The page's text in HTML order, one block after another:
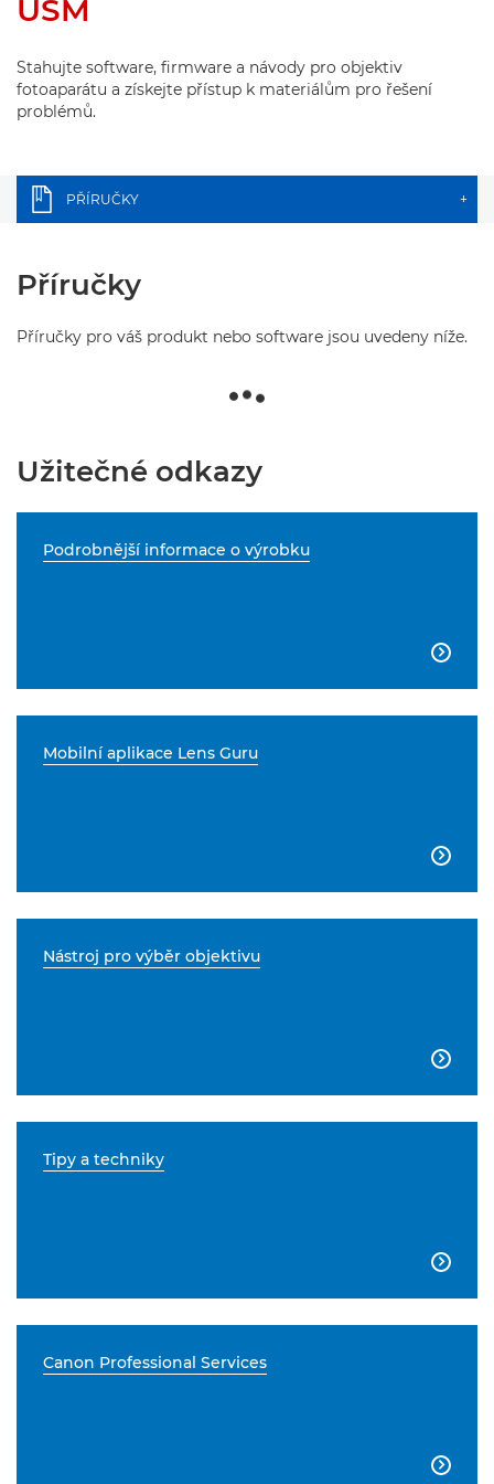
USM
Stahujte software, firmware a návody pro objektiv
fotoaparátu a získejte přístup k materiálům pro řešení
problémů.
PŘÍRUČKY +
Příručky
Příručky pro váš produkt nebo software jsou uvedeny níže.
Užitečné odkazy
Podrobnější informace o výrobku

Mobilní aplikace Lens Guru

Nástroj pro výběr objektivu

Tipy a techniky

Canon Professional Services
